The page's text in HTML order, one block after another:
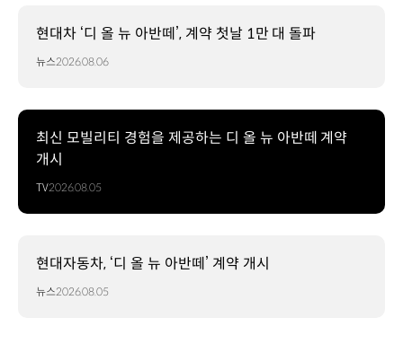
현대차 ‘디 올 뉴 아반떼’, 계약 첫날 1만 대 돌파
뉴스2026.08.06
최신 모빌리티 경험을 제공하는 디 올 뉴 아반떼 계약
개시
TV2026.08.05
현대자동차, ‘디 올 뉴 아반떼’ 계약 개시
뉴스2026.08.05